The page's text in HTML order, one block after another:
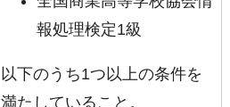
報処理検定1級
以下のうち1つ以上の条件を
満たしていること。